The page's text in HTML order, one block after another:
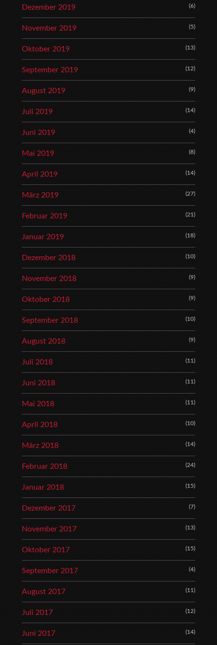
Dezember 2019 (6)
November 2019 (5)
Oktober 2019 (13)
September 2019 (12)
August 2019 (9)
Juli 2019 (14)
Juni 2019 (4)
Mai 2019 (8)
April 2019 (14)
März 2019 (27)
Februar 2019 (21)
Januar 2019 (18)
Dezember 2018 (10)
November 2018 (9)
Oktober 2018 (9)
September 2018 (10)
August 2018 (9)
Juli 2018 (11)
Juni 2018 (11)
Mai 2018 (11)
April 2018 (10)
März 2018 (14)
Februar 2018 (24)
Januar 2018 (15)
Dezember 2017 (7)
November 2017 (13)
Oktober 2017 (15)
September 2017 (4)
August 2017 (11)
Juli 2017 (12)
Juni 2017 (14)